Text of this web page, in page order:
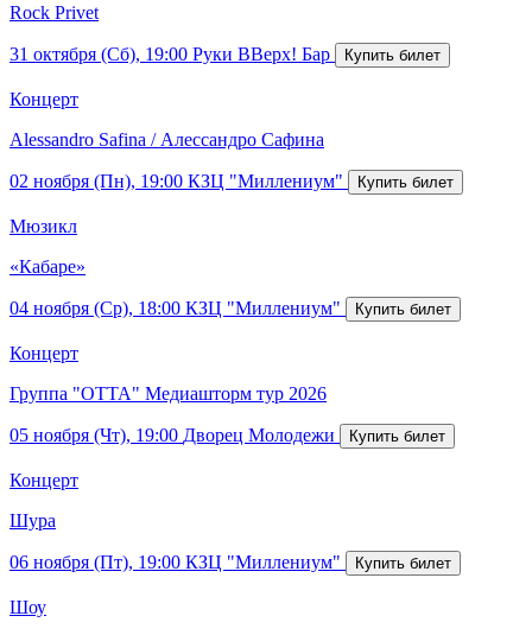
Rock Privet
31 октября (Сб), 19:00 Руки ВВерх! Бар
Концерт
Alessandro Safina / Алессандро Сафина
02 ноября (Пн), 19:00 КЗЦ "Миллениум"
Мюзикл
«Кабаре»
04 ноября (Ср), 18:00 КЗЦ "Миллениум"
Концерт
Группа "ОТТА" Медиашторм тур 2026
05 ноября (Чт), 19:00 Дворец Молодежи
Концерт
Шура
06 ноября (Пт), 19:00 КЗЦ "Миллениум"
Шоу